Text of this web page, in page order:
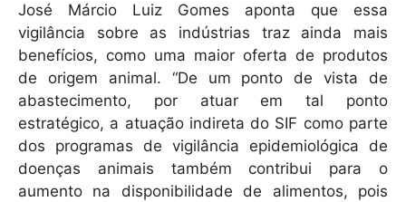
José Márcio Luiz Gomes aponta que essa
vigilância sobre as indústrias traz ainda mais
benefícios, como uma maior oferta de produtos
de origem animal. “De um ponto de vista de
abastecimento, por atuar em tal ponto
estratégico, a atuação indireta do SIF como parte
dos programas de vigilância epidemiológica de
doenças animais também contribui para o
aumento na disponibilidade de alimentos, pois